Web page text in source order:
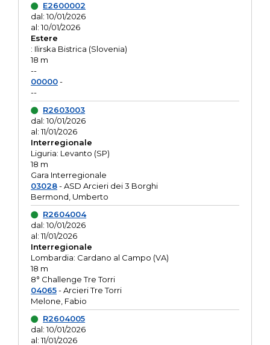
E2600002
dal: 10/01/2026
al: 10/01/2026
Estere
: Ilirska Bistrica (Slovenia)
18 m
--
00000-
--
R2603003
dal: 10/01/2026
al: 11/01/2026
Interregionale
Liguria: Levanto (SP)
18 m
Gara Interregionale
03028- ASD Arcieri dei 3 Borghi
Bermond, Umberto
R2604004
dal: 10/01/2026
al: 11/01/2026
Interregionale
Lombardia: Cardano al Campo (VA)
18 m
8° Challenge Tre Torri
04065- Arcieri Tre Torri
Melone, Fabio
R2604005
dal: 10/01/2026
al: 11/01/2026